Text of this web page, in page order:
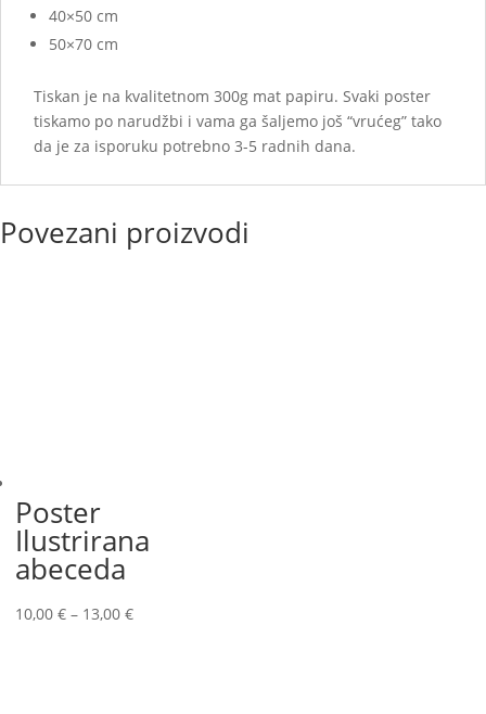
40×50 cm
50×70 cm
Tiskan je na kvalitetnom 300g mat papiru. Svaki poster
tiskamo po narudžbi i vama ga šaljemo još “vrućeg” tako
da je za isporuku potrebno 3-5 radnih dana.
Povezani proizvodi
Poster
Ilustrirana
abeceda
10,00 € – 13,00 €